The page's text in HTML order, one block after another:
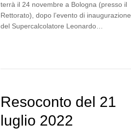
terrà il 24 novembre a Bologna (presso il
Rettorato), dopo l’evento di inaugurazione
del Supercalcolatore Leonardo…
Resoconto del 21
luglio 2022